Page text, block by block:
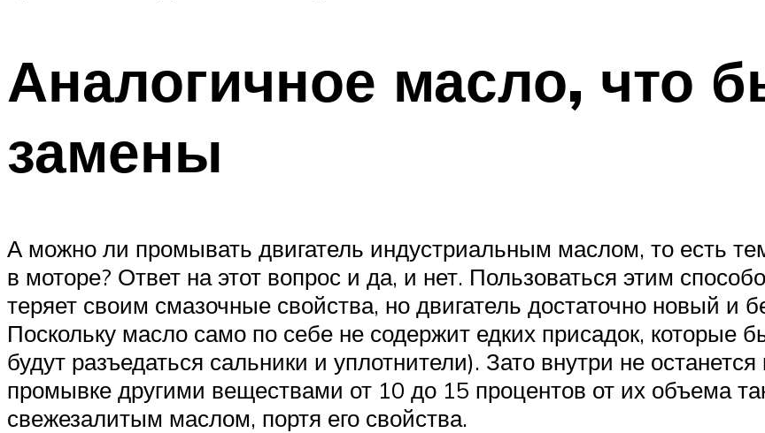
Аналогичное масло, что
замены
А можно ли промывать двигатель индустриальным маслом, то есть
в моторе? Ответ на этот вопрос и да, и нет. Пользоваться этим
теряет своим смазочные свойства, но двигатель достаточно новый и
Поскольку масло само по себе не содержит едких присадок, которые
будут разъедаться сальники и уплотнители). Зато внутри не
промывке другими веществами от 10 до 15 процентов от их объема
свежезалитым маслом, портя его свойства.